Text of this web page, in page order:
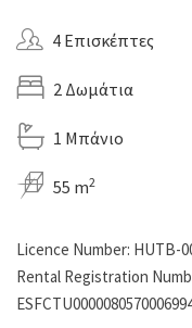
4 Επισκέπτες
2 Δωμάτια
1 Μπάνιο
55 m2
Licence Number: HUTB-
Rental Registration